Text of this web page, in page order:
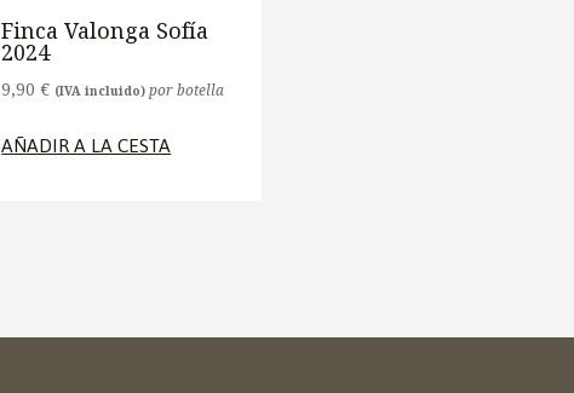
Finca Valonga Sofía
2024
9,90€ (IVA incluido) por botella
AÑADIR A LA CESTA